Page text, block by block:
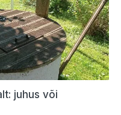
juhus või